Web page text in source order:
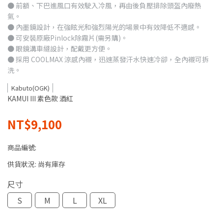
● 前額、下巴進風口有效駛入冷風，再由後負壓排除頭盔內廢熱
氣。
● 內墨鏡設計，在強眩光和強烈陽光的場景中有效降低不適感。
● 可安裝原廠Pinlock除霧片(需另購)。
● 眼鏡溝車縫設計，配戴更方便。
● 採用 COOLMAX 涼感內襯，迅速蒸發汗水快速冷卻，全內襯可拆
洗。
Kabuto(OGK)
KAMUI III 素色款 酒紅
NT$9,100
商品編號:
供貨狀況: 尚有庫存
尺寸
S
M L
XL